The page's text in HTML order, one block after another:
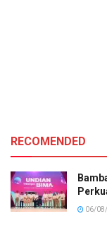
RECOMENDED
06/